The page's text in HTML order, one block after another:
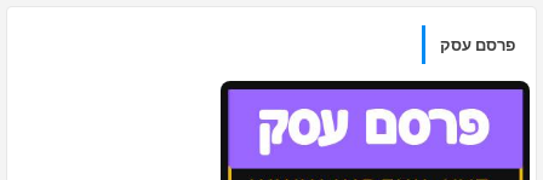
פרסם עסק